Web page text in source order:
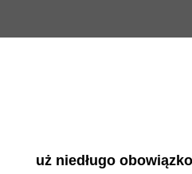
uż niedługo